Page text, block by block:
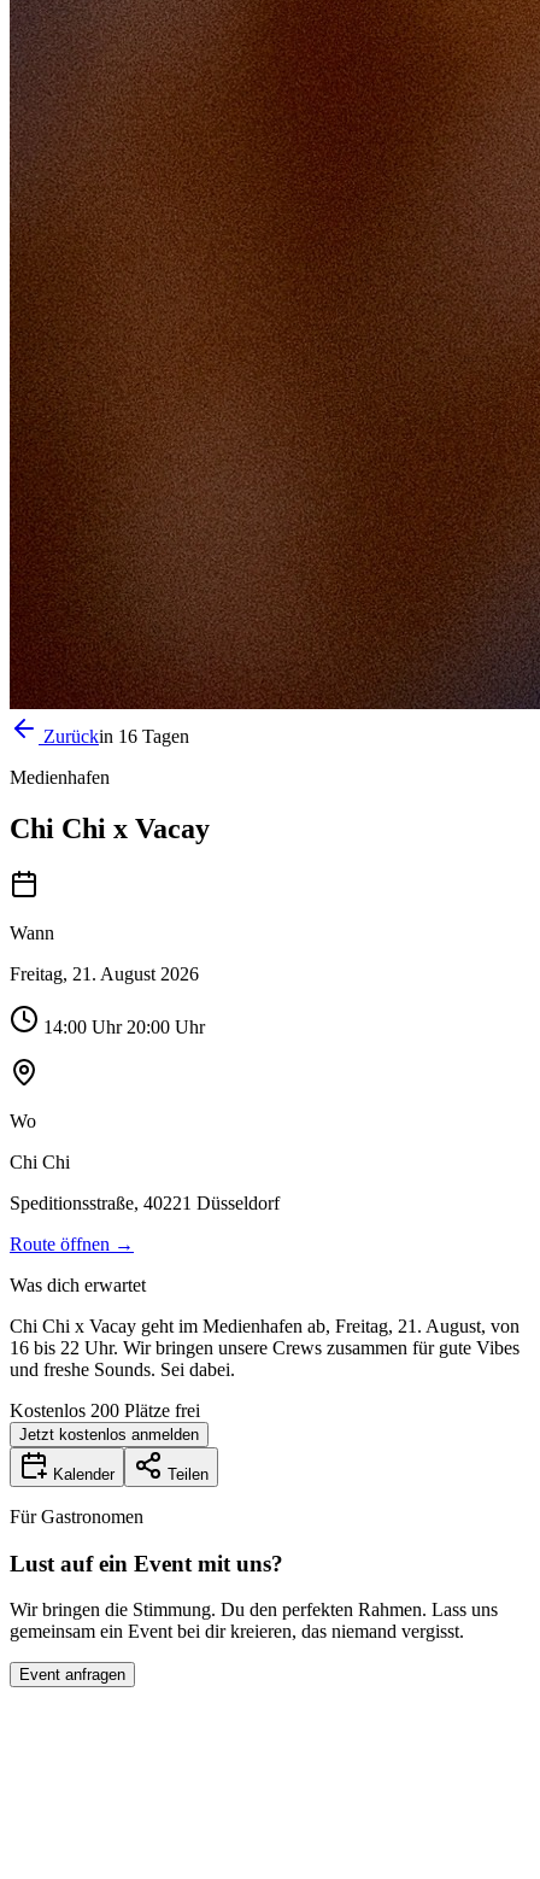
Zurückin 16 Tagen
Medienhafen
Chi Chi x Vacay
Wann
Freitag, 21. August 2026
14:00 Uhr20:00 Uhr
Wo
Chi Chi
Speditionsstraße, 40221 Düsseldorf
Route öffnen →
Was dich erwartet
Chi Chi x Vacay geht im Medienhafen ab, Freitag, 21. August, von
16 bis 22 Uhr. Wir bringen unsere Crews zusammen für gute Vibes
und freshe Sounds. Sei dabei.
Kostenlos 200 Plätze frei
Jetzt kostenlos anmelden
Kalender Teilen
Für Gastronomen
Lust auf ein Event mit uns?
Wir bringen die Stimmung. Du den perfekten Rahmen. Lass uns
gemeinsam ein Event bei dir kreieren, das niemand vergisst.
Event anfragen